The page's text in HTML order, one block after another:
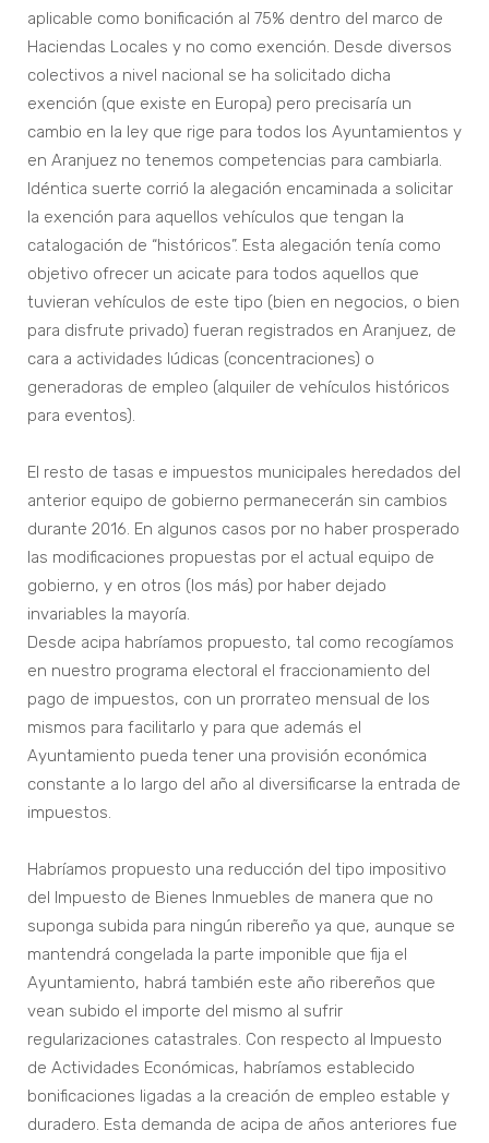
aplicable como bonificación al 75% dentro del marco de
Haciendas Locales y no como exención. Desde diversos
colectivos a nivel nacional se ha solicitado dicha
exención (que existe en Europa) pero precisaría un
cambio en la ley que rige para todos los Ayuntamientos y
en Aranjuez no tenemos competencias para cambiarla.
Idéntica suerte corrió la alegación encaminada a solicitar
la exención para aquellos vehículos que tengan la
catalogación de “históricos”. Esta alegación tenía como
objetivo ofrecer un acicate para todos aquellos que
tuvieran vehículos de este tipo (bien en negocios, o bien
para disfrute privado) fueran registrados en Aranjuez, de
cara a actividades lúdicas (concentraciones) o
generadoras de empleo (alquiler de vehículos históricos
para eventos).
El resto de tasas e impuestos municipales heredados del
anterior equipo de gobierno permanecerán sin cambios
durante 2016. En algunos casos por no haber prosperado
las modificaciones propuestas por el actual equipo de
gobierno, y en otros (los más) por haber dejado
invariables la mayoría.
Desde acipa habríamos propuesto, tal como recogíamos
en nuestro programa electoral el fraccionamiento del
pago de impuestos, con un prorrateo mensual de los
mismos para facilitarlo y para que además el
Ayuntamiento pueda tener una provisión económica
constante a lo largo del año al diversificarse la entrada de
impuestos.
Habríamos propuesto una reducción del tipo impositivo
del Impuesto de Bienes Inmuebles de manera que no
suponga subida para ningún ribereño ya que, aunque se
mantendrá congelada la parte imponible que fija el
Ayuntamiento, habrá también este año ribereños que
vean subido el importe del mismo al sufrir
regularizaciones catastrales. Con respecto al Impuesto
de Actividades Económicas, habríamos establecido
bonificaciones ligadas a la creación de empleo estable y
duradero. Esta demanda de acipa de años anteriores fue